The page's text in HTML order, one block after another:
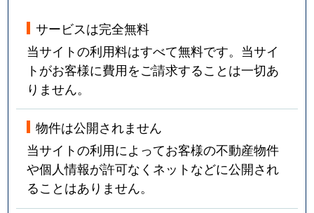
サービスは完全無料
当サイトの利用料はすべて無料です。当サイ
トがお客様に費用をご請求することは一切あ
りません。
物件は公開されません
当サイトの利用によってお客様の不動産物件
や個人情報が許可なくネットなどに公開され
ることはありません。